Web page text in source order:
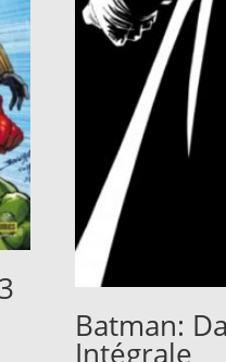
Batman:
Intégrale